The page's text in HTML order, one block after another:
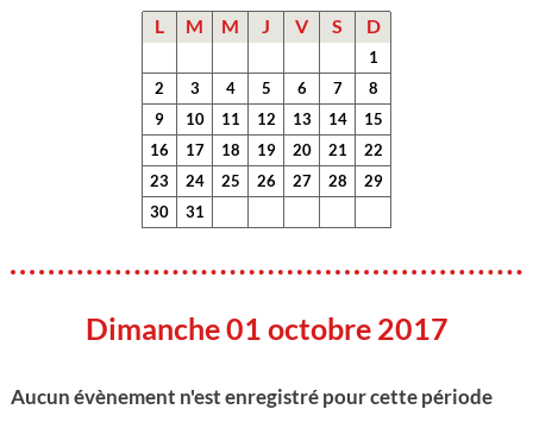
L M M J V S D
1
2
3 4 5 6 7
8
9
10 11 12 13 14
15
16
17 18 19 20 21
22
23
24 25 26 27 28
29
30
31
Dimanche 01 octobre 2017
Aucun évènement n'est enregistré pour cette période